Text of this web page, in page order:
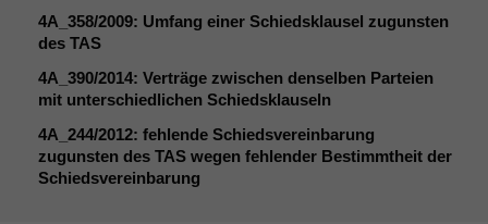
4A_358/2009: Umfang einer Schiedsklausel zugunsten
des TAS
4A_390/2014: Verträge zwischen denselben Parteien
mit unterschiedlichen Schiedsklauseln
4A_244/2012: fehlende Schiedsvereinbarung
zugunsten des TAS wegen fehlender Bestimmtheit der
Schiedsvereinbarung
wir
anonyme
Daten auf.
Funktionalität